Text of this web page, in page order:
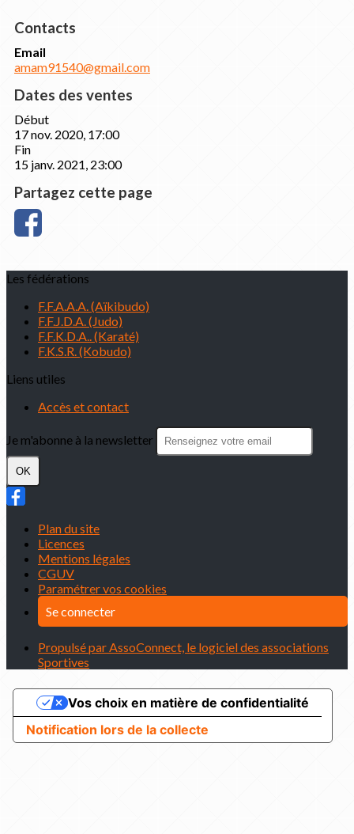
Contacts
Email
amam91540@gmail.com
Dates des ventes
Début
17 nov. 2020, 17:00
Fin
15 janv. 2021, 23:00
Partagez cette page
Les fédérations
F.F.A.A.A. (Aïkibudo)
F.F.J.D.A. (Judo)
F.F.K.D.A.. (Karaté)
F.K.S.R. (Kobudo)
Liens utiles
Accès et contact
Je m'abonne à la newsletter
OK
Plan du site
Licences
Mentions légales
CGUV
Paramétrer vos cookies
Se connecter
Propulsé par AssoConnect, le logiciel des associations
Sportives
Notification lors de la collecte
Vos choix en matière de confidentialité